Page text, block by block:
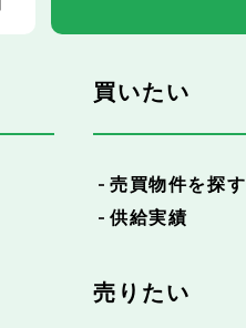
買いたい
売買物件を探す
供給実績
売りたい